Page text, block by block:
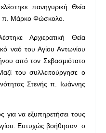
πανηγυρική Θεία
π. Μάρκο Φώσκολο.
Αρχιερατική Θεία
ναό του Αγίου Αντωνίου
από τον Σεβασμιότατο
του συλλειτούργησε ο
Στενής π. Ιωάννης
να εξυπηρετήσει τους
Ευτυχώς βοήθησαν ο